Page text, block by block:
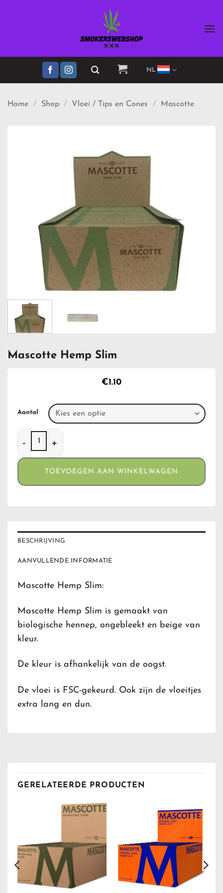
NL
Home / Shop / Vloei / Tips en Cones / Mascotte
Mascotte Hemp Slim
€1.10
Aantal
Mascotte Hemp Slim aantal
TOEVOEGEN AAN WINKELWAGEN
BESCHRIJVING
AANVULLENDE INFORMATIE
Mascotte Hemp Slim:
Mascotte Hemp Slim is gemaakt van
biologische hennep, ongebleekt en beige van
kleur.
De kleur is afhankelijk van de oogst.
De vloei is FSC-gekeurd. Ook zijn de vloeitjes
extra lang en dun.
GERELATEERDE PRODUCTEN